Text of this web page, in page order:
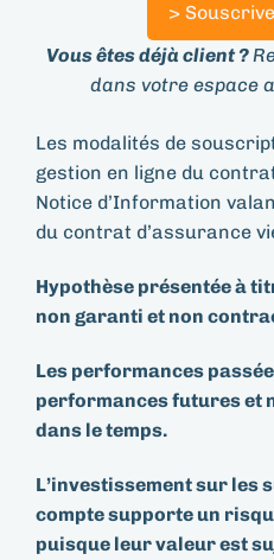
>
Vous êtes déjà client ?
dans votre espace
Les modalités de
gestion en ligne du
Notice d’Information
du contrat d’assurance
Hypothèse présentée à
non garanti et non
Les performances
performances futures et
dans le temps.
L’investissement sur les
compte supporte un
puisque leur valeur est